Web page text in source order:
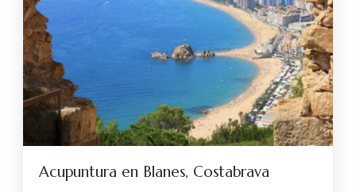
Acupuntura en Blanes, Costabrava